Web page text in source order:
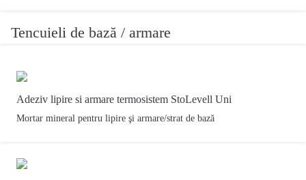
Tencuieli de bază / armare
Adeziv lipire si armare termosistem StoLevell Uni
Mortar mineral pentru lipire şi armare/strat de bază